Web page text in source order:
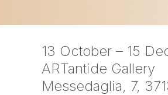
13 October – 15
ARTantide Gallery
Messedaglia, 7,